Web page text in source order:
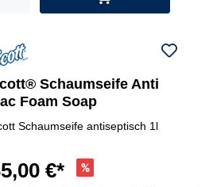
Schaumseife Anti
Foam Soap
Schaumseife antiseptisch 1l
€*